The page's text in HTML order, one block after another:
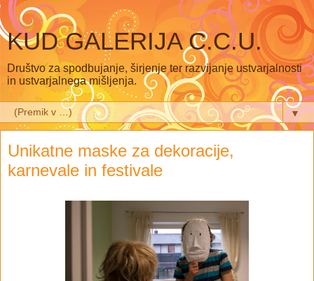
KUD GALERIJA C.C.U.
Društvo za spodbujanje, širjenje ter razvijanje ustvarjalnosti
in ustvarjalnega mišljenja.
▼
Unikatne maske za dekoracije,
karnevale in festivale